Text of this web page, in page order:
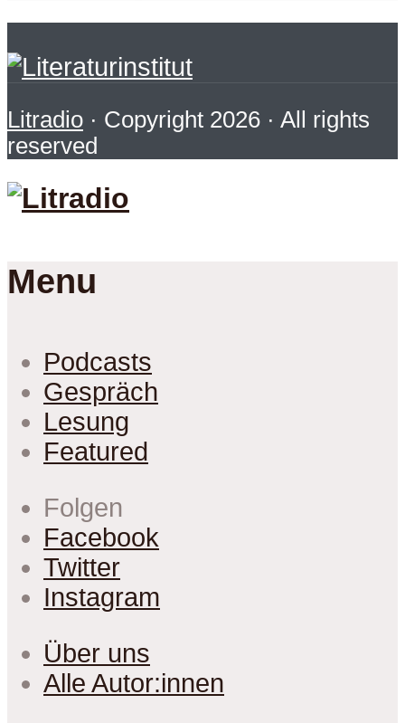
Litradio · Copyright 2026 · All rights
reserved
Menu
Podcasts
Gespräch
Lesung
Featured
Folgen
Facebook
Twitter
Instagram
Über uns
Alle Autor:innen